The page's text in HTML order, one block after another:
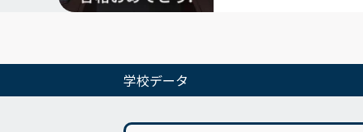
学校データ